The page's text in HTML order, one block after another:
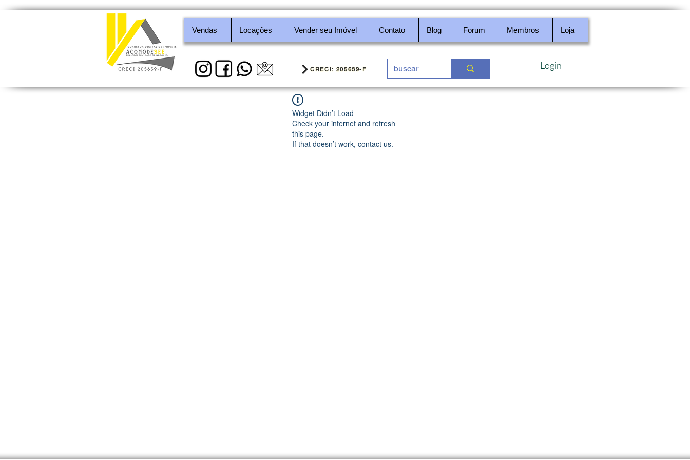
Vendas Locações Vender seu Imóvel Contato Blog Forum Membros Loja
CRECI: 205639-F Login
Widget Didn’t Load
Check your internet and refresh
this page.
If that doesn’t work, contact us.